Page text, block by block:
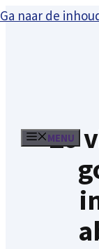
Ga naar de
MENU
Zo